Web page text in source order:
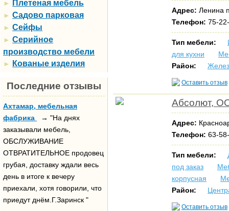
► Плетеная мебель
► Садово парковая
► Сейфы
► Серийное
производство мебели
►
Кованые изделия
Последние отзывы
Ахтамар, мебельная
фабрика
→ "На днях
заказывали мебель,
ОБСЛУЖИВАНИЕ
ОТВРАТИТЕЛЬНОЕ продовец
грубая, доставку ждали весь
день в итоге к вечеру
приехали, хотя говорили, что
приедут днём.Г.Заринск "
Адрес: Ленина
Телефон: 75-
Тип мебели:
для кухни
Район:
Оставить отзыв
Абсолют,
Адрес:
Телефон: 63-
Тип мебели:
под заказ
корпусная
Район:
Оставить отзыв